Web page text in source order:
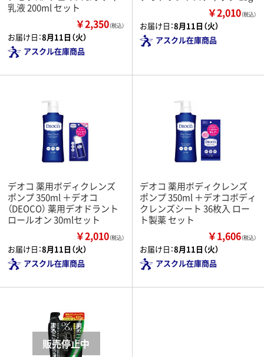
乳液 200ml セット
￥2,350（税込）
お届け日：8月11日（火）
アスクル在庫商品
￥2,010（税込）
お届け日：8月11日（火）
アスクル在庫商品
デオコ 薬用ボディクレンズ
ポンプ 350ml ＋デオコ
（DEOCO） 薬用デオドラント
ロールオン 30mlセット
￥2,010（税込）
お届け日：8月11日（火）
アスクル在庫商品
デオコ 薬用ボディクレンズ
ポンプ 350ml ＋デオコボディ
クレンズシート 36枚入 ロー
ト製薬 セット
￥1,606（税込）
お届け日：8月11日（火）
アスクル在庫商品